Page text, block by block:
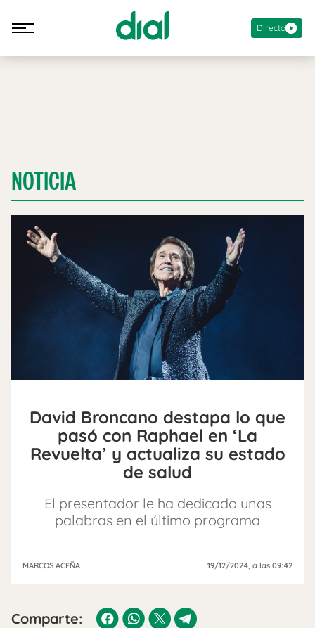
Directo
NOTICIA
David Broncano destapa lo que
pasó con Raphael en ‘La
Revuelta’ y actualiza su estado
de salud
El presentador le ha dedicado unas
palabras en el último programa
MARCOS ACEÑA 19/12/2024, a las 09:42
Comparte: